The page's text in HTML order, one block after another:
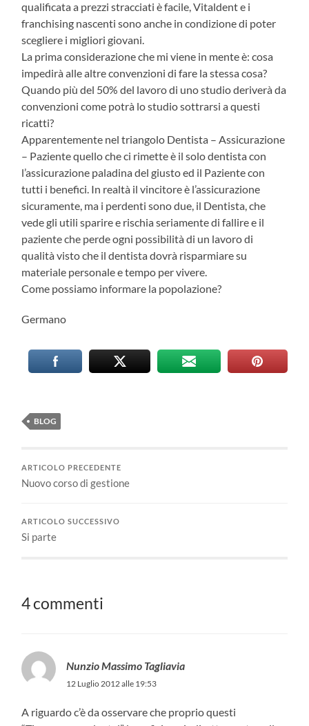
qualificata a prezzi stracciati è facile, Vitaldent e i
franchising nascenti sono anche in condizione di poter
scegliere i migliori giovani.
La prima considerazione che mi viene in mente è: cosa
impedirà alle altre convenzioni di fare la stessa cosa?
Quando più del 50% del lavoro di uno studio deriverà da
convenzioni come potrà lo studio sottrarsi a questi
ricatti?
Apparentemente nel triangolo Dentista – Assicurazione
– Paziente quello che ci rimette è il solo dentista con
l’assicurazione paladina del giusto ed il Paziente con
tutti i benefici. In realtà il vincitore è l’assicurazione
sicuramente, ma i perdenti sono due, il Dentista, che
vede gli utili sparire e rischia seriamente di fallire e il
paziente che perde ogni possibilità di un lavoro di
qualità visto che il dentista dovrà risparmiare su
materiale personale e tempo per vivere.
Come possiamo informare la popolazione?
Germano
BLOG
ARTICOLO PRECEDENTE
Nuovo corso di gestione
ARTICOLO SUCCESSIVO
Si parte
4 commenti
Nunzio Massimo Tagliavia
12 Luglio 2012 alle 19:53
A riguardo c’è da osservare che proprio questi